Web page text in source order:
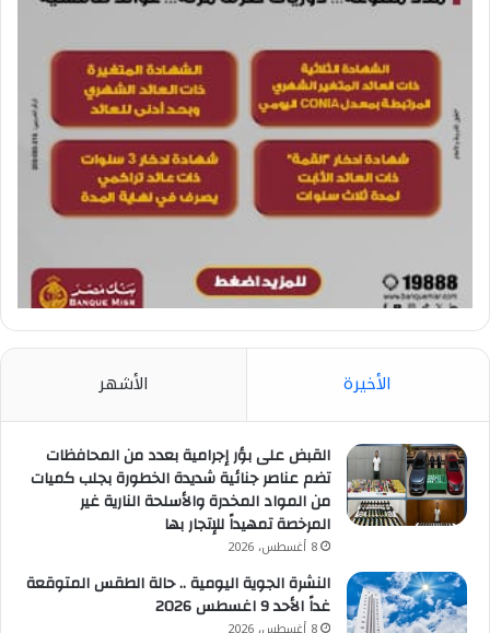
الأخيرة الأشهر
القبض على بؤر إجرامية بعدد من المحافظات
تضم عناصر جنائية شديدة الخطورة بجلب كميات
من المواد المخدرة والأسلحة النارية غير
المرخصة تمهيداً للإتجار بها
8 أغسطس، 2026
النشرة الجوية اليومية .. حالة الطقس المتوقعة
غداً الأحد 9 اغسطس 2026